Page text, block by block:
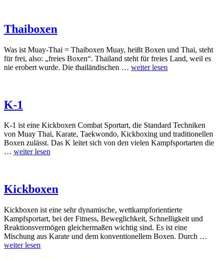
Thaiboxen
Was ist Muay-Thai = Thaiboxen Muay, heißt Boxen und Thai, steht
für frei, also: „freies Boxen“. Thailand steht für freies Land, weil es
nie erobert wurde. Die thailändischen … weiter lesen
K-1
K-1 ist eine Kickboxen Combat Sportart, die Standard Techniken
von Muay Thai, Karate, Taekwondo, Kickboxing und traditionellen
Boxen zulässt. Das K leitet sich von den vielen Kampfsportarten die
… weiter lesen
Kickboxen
Kickboxen ist eine sehr dynamische, wettkampforientierte
Kampfsportart, bei der Fitness, Beweglichkeit, Schnelligkeit und
Reaktionsvermögen gleichermaßen wichtig sind. Es ist eine
Mischung aus Karate und dem konventionellem Boxen. Durch …
weiter lesen